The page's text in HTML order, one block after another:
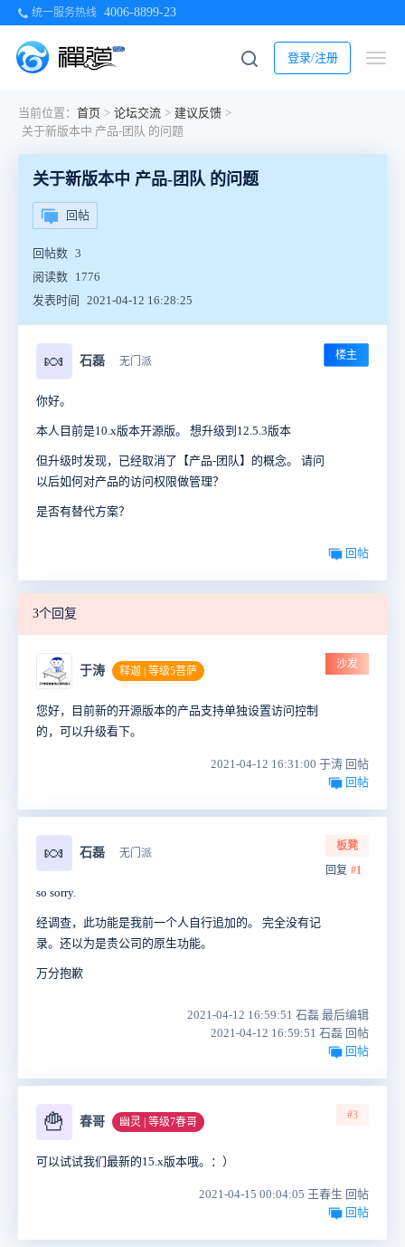
统一服务热线 4006-8899-23
登录/注册
当前位置： 首页 > 论坛交流 > 建议反馈 >
关于新版本中 产品-团队 的问题
关于新版本中 产品-团队 的问题
回帖
回帖数 3
阅读数 1776
发表时间
2021-04-12 16:28:25
🍬 石磊 无门派 楼主
你好。
本人目前是10.x版本开源版。 想升级到12.5.3版本
但升级时发现，已经取消了【产品-团队】的概念。 请问
以后如何对产品的访问权限做管理？
是否有替代方案？
回帖
3个回复
于涛 释迦 | 等级5菩萨
沙发
您好，目前新的开源版本的产品支持单独设置访问控制
的，可以升级看下。
2021-04-12 16:31:00 于涛 回帖
回帖
🍬 石磊 无门派
板凳
回复 #1
so sorry.
经调查，此功能是我前一个人自行追加的。 完全没有记
录。还以为是贵公司的原生功能。
万分抱歉
2021-04-12 16:59:51 石磊 最后编辑
2021-04-12 16:59:51 石磊 回帖
回帖
🍟 春哥 幽灵 | 等级7春哥
#3
可以试试我们最新的15.x版本哦。：）
2021-04-15 00:04:05 王春生 回帖
回帖